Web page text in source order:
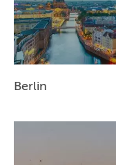
Berlin